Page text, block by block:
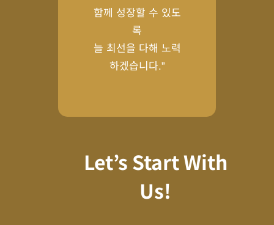
함께 성장할 수 있도
록
늘 최선을 다해 노력
하겠습니다.”
Let’s Start With
Us!